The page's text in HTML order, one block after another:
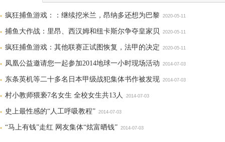
疯狂捕鱼游戏：：继续挖米兰，昂纳多还想为巴黎 2020-05-11
捕鱼大作战：里昂、西汉姆和纽卡斯尔争夺皇家贝 2020-05-11
疯狂捕鱼游戏：其他联赛正试图恢复，法甲的决定 2020-05-11
凤凰公益邀请您一起参加2014地球一小时现场活动 2014-07-03
东条英机等二十多名日本甲级战犯集体书作被发现 2014-07-03
村小教师猥亵7名女生 全校女生共13人 2014-07-03
史上最性感的“人工呼吸教程” 2014-07-03
“马上有钱”走红 网友集体“炫富晒钱” 2014-07-03